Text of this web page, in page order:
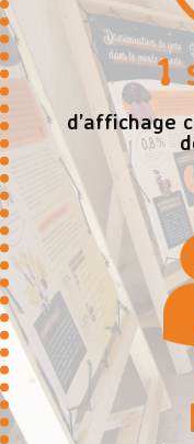
1
d’affichage